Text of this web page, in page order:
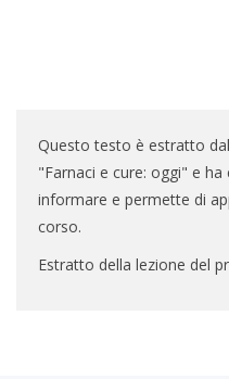
Questo testo è estratto
"Farnaci e cure: oggi" e
informare e permette di
corso.
Estratto della lezione del